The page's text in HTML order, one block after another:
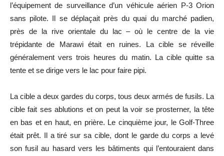
l’équipement de surveillance d’un véhicule aérien P-3 Orion
sans pilote. Il se déplaçait près du quai du marché padien,
près de la rive orientale du lac – où le centre de la vie
trépidante de Marawi était en ruines. La cible se réveille
généralement vers trois heures du matin. La cible quitte sa
tente et se dirige vers le lac pour faire pipi.
La cible a deux gardes du corps, tous deux armés de fusils. La
cible fait ses ablutions et on peut la voir se prosterner, la tête
en bas et en haut, en prière. Le cinquième jour, le Golf-Three
était prêt. Il a tiré sur sa cible, dont le garde du corps a levé
son fusil au hasard vers les bâtiments qui l’entouraient dans